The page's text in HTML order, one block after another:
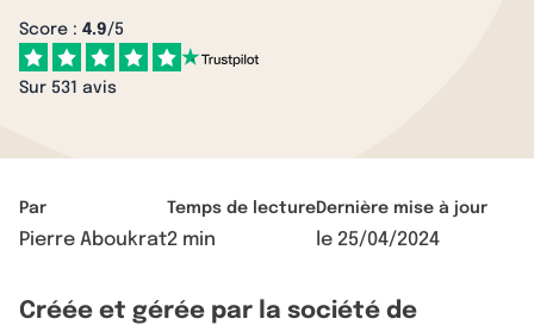
Score : 4.9/5
Sur 531 avis
Par
Pierre Aboukrat
Temps de lecture
2 min
Dernière mise à jour
le 25/04/2024
Créée et gérée par la société de